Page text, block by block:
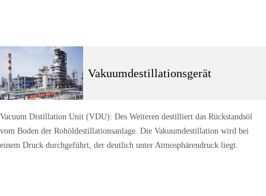
Vakuumdestillationsgerät
Vacuum Distillation Unit (VDU): Des Weiteren destilliert das Rückstandsöl
vom Boden der Rohöldestillationsanlage. Die Vakuumdestillation wird bei
einem Druck durchgeführt, der deutlich unter Atmosphärendruck liegt.